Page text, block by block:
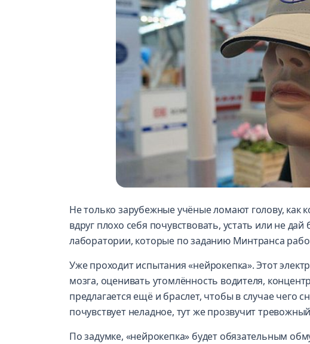
Не только зарубежные учёные ломают голову, как
вдруг плохо себя почувствовать, устать или не
лаборатории, которые по заданию Минтранса
Уже проходит испытания «нейрокепка». Этот
мозга, оценивать утомлённость водителя,
предлагается ещё и браслет, чтобы в случае чего
почувствует неладное, тут же прозвучит
По задумке, «нейрокепка» будет обязательным